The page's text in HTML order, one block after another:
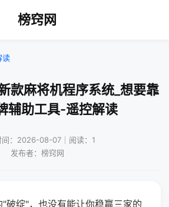
榜窍网
读
款麻将机程序系统_想要靠
辅助工具-遥控解读
间：2026-08-07｜阅读：1
发布者：榜窍网
破绽"，也没有能让你稳赢三家的